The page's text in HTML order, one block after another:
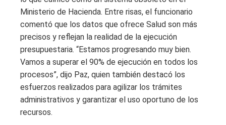
Ministerio de Hacienda. Entre risas, el funcionario
comentó que los datos que ofrece Salud son más
precisos y reflejan la realidad de la ejecución
presupuestaria. “Estamos progresando muy bien.
Vamos a superar el 90% de ejecución en todos los
procesos”, dijo Paz, quien también destacó los
esfuerzos realizados para agilizar los trámites
administrativos y garantizar el uso oportuno de los
recursos.